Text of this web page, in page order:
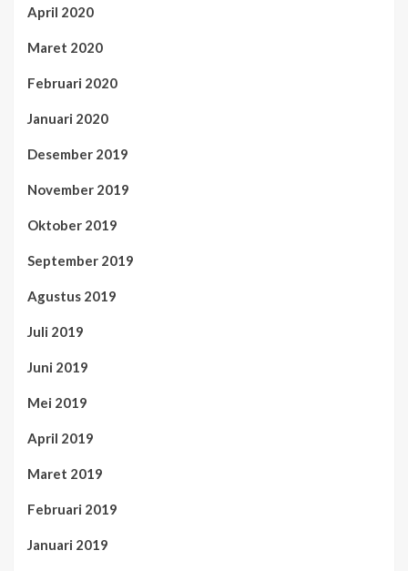
April 2020
Maret 2020
Februari 2020
Januari 2020
Desember 2019
November 2019
Oktober 2019
September 2019
Agustus 2019
Juli 2019
Juni 2019
Mei 2019
April 2019
Maret 2019
Februari 2019
Januari 2019